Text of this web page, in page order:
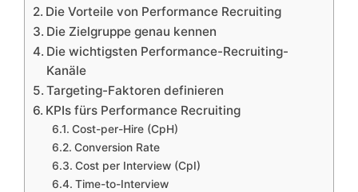
Die Vorteile von Performance Recruiting
Die Zielgruppe genau kennen
Die wichtigsten Performance-Recruiting-
Kanäle
Targeting-Faktoren definieren
KPIs fürs Performance Recruiting
Cost-per-Hire (CpH)
Conversion Rate
Cost per Interview (CpI)
Time-to-Interview